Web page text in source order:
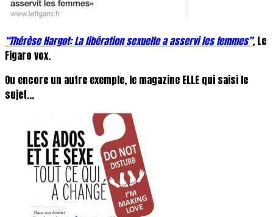
“Thérèse Hargot: La libération sexuelle a asservi les femmes”, Le
Figaro vox.
Ou encore un autre exemple, le magazine ELLE qui saisi le
sujet…